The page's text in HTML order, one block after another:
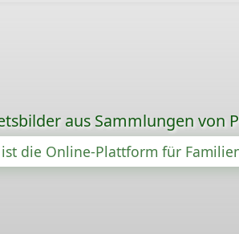
aus Sammlungen von
die Online-Plattform für